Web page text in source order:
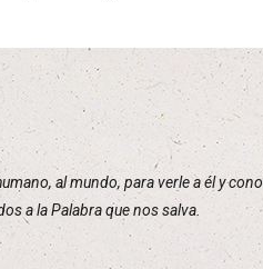
al mundo, para verle a él y
a la Palabra que nos salva.